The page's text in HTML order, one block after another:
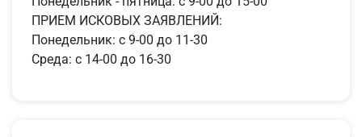
ПРИЕМ ИСКОВЫХ ЗАЯВЛЕНИЙ:
Понедельник: с 9-00 до 11-30
Среда: с 14-00 до 16-30